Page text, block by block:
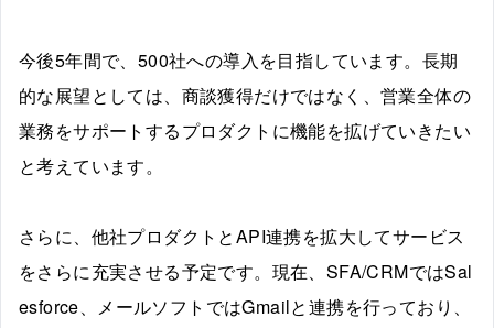
今後5年間で、500社への導入を目指しています。長期
的な展望としては、商談獲得だけではなく、営業全体の
業務をサポートするプロダクトに機能を拡げていきたい
と考えています。
さらに、他社プロダクトとAPI連携を拡大してサービス
をさらに充実させる予定です。現在、SFA/CRMではSal
esforce、メールソフトではGmailと連携を行っており、